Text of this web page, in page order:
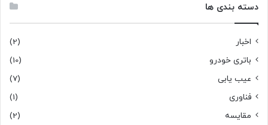
دسته بندی ها
اخبار
(2)
باتری خودرو
(10)
عیب یابی
(7)
فناوری
(1)
مقایسه
(2)